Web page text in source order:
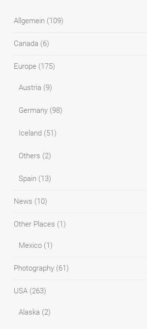
Allgemein (109)
Canada (6)
Europe (175)
Austria (9)
Germany (98)
Iceland (51)
Others (2)
Spain (13)
News (10)
Other Places (1)
Mexico (1)
Photography (61)
USA (263)
Alaska (2)